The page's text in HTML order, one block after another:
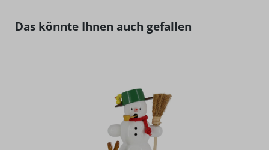
Produktgalerie überspringen
Das könnte Ihnen auch gefallen